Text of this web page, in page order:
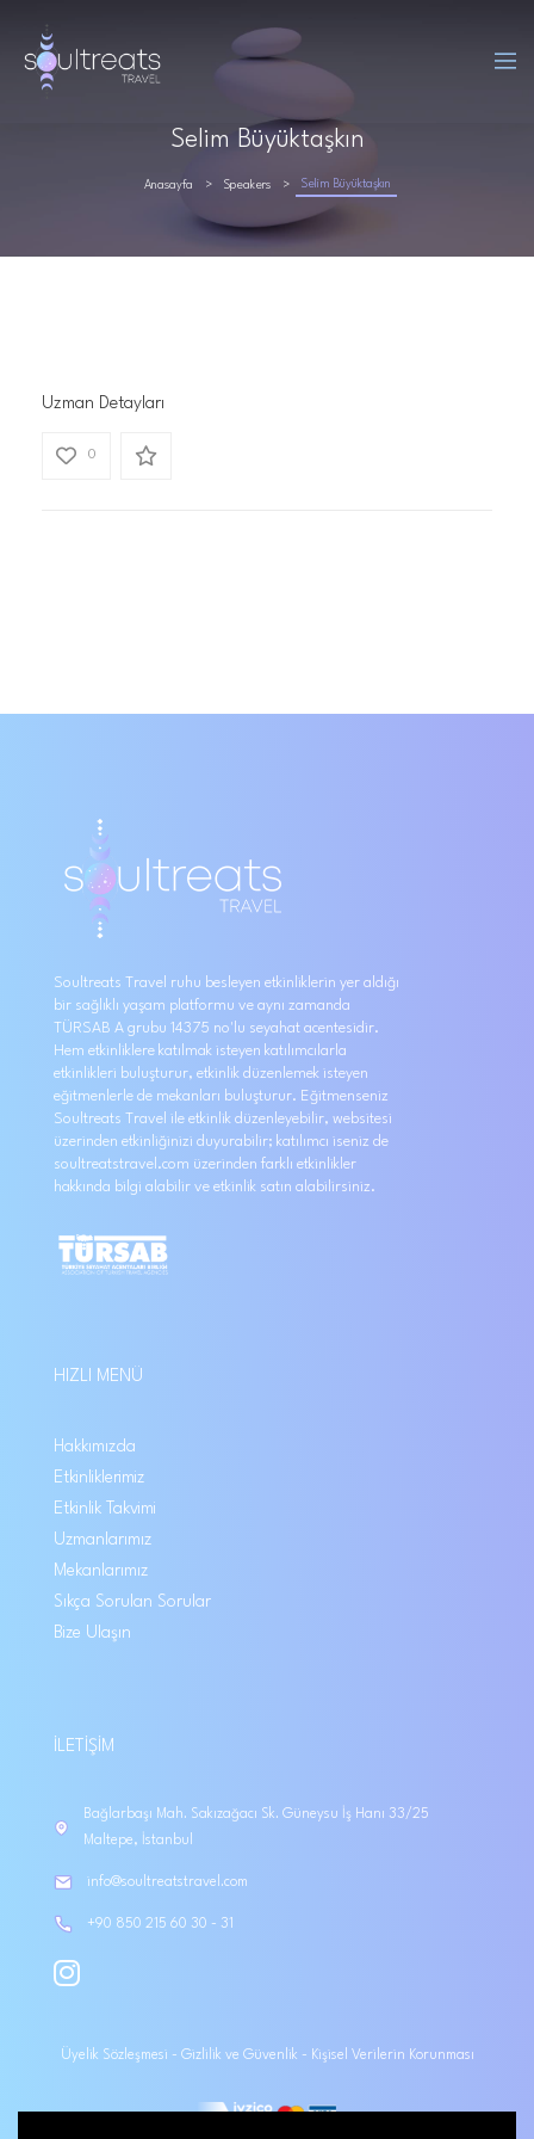
Selim Büyüktaşkın
Anasayfa Speakers Selim Büyüktaşkın
Uzman Detayları
0
Soultreats Travel ruhu besleyen etkinliklerin yer aldığı
bir sağlıklı yaşam platformu ve aynı zamanda
TÜRSAB A grubu 14375 no'lu seyahat acentesidir.
Hem etkinliklere katılmak isteyen katılımcılarla
etkinlikleri buluşturur, etkinlik düzenlemek isteyen
eğitmenlerle de mekanları buluşturur. Eğitmenseniz
Soultreats Travel ile etkinlik düzenleyebilir, websitesi
üzerinden etkinliğinizi duyurabilir; katılımcı iseniz de
soultreatstravel.com üzerinden farklı etkinlikler
hakkında bilgi alabilir ve etkinlik satın alabilirsiniz.
HIZLI MENÜ
Hakkımızda
Etkinliklerimiz
Etkinlik Takvimi
Uzmanlarımız
Mekanlarımız
Sıkça Sorulan Sorular
Bize Ulaşın
İLETIŞIM
Bağlarbaşı Mah. Sakızağacı Sk. Güneysu İş Hanı 33/25
Maltepe, İstanbul
info@soultreatstravel.com
+90 850 215 60 30 - 31
Üyelik Sözleşmesi - Gizlilik ve Güvenlik - Kişisel Verilerin Korunması